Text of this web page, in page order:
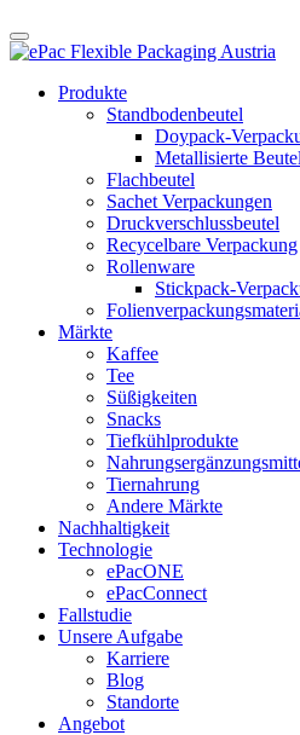
Produkte
Standbodenbeutel
Doypack-
Metallisierte
Flachbeutel
Sachet Verpackungen
Druckverschlussbeutel
Recycelbare Verpackung
Rollenware
Stickpack-
Märkte
Kaffee
Tee
Süßigkeiten
Snacks
Tiefkühlprodukte
Tiernahrung
Andere Märkte
Nachhaltigkeit
Technologie
ePacONE
ePacConnect
Fallstudie
Unsere Aufgabe
Karriere
Blog
Standorte
Angebot